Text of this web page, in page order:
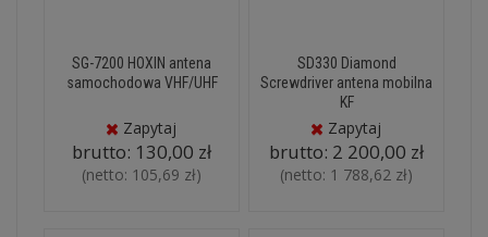
SG-7200 HOXIN antena
samochodowa VHF/UHF
Zapytaj
brutto: 130,00 zł
(netto: 105,69 zł)
SD330 Diamond
Screwdriver antena mobilna
KF
Zapytaj
brutto: 2 200,00 zł
(netto: 1 788,62 zł)